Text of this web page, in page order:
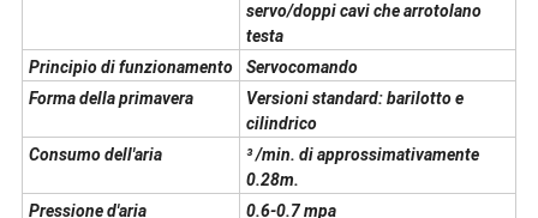
servo/doppi cavi che arrotolano
testa
Principio di funzionamento
Servocomando
Forma della primavera
Versioni standard: barilotto e
cilindrico
Consumo dell'aria
³ /min. di approssimativamente
0.28m.
Pressione d'aria
0.6-0.7 mpa